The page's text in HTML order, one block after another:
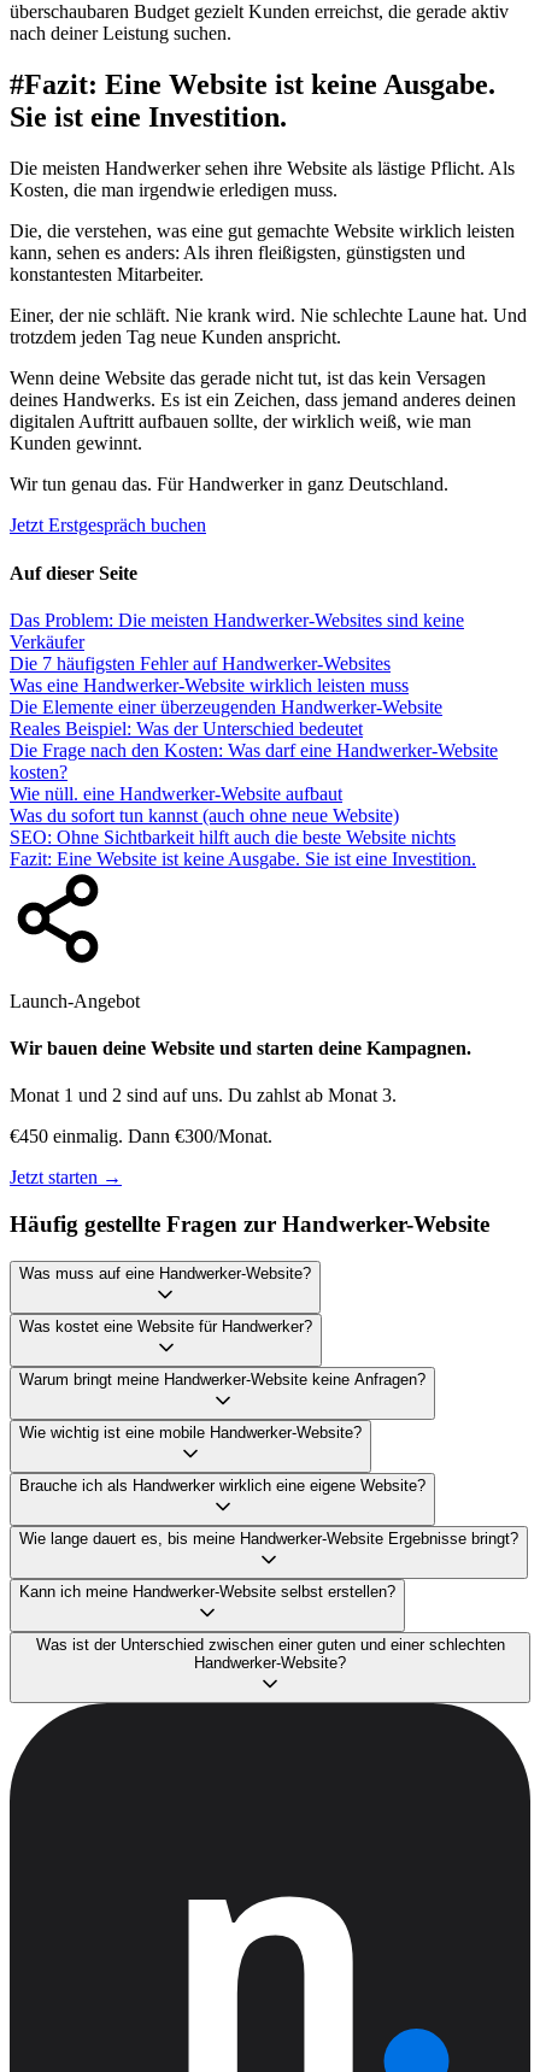
überschaubaren Budget gezielt Kunden erreichst, die gerade aktiv
nach deiner Leistung suchen.
#Fazit: Eine Website ist keine Ausgabe.
Sie ist eine Investition.
Die meisten Handwerker sehen ihre Website als lästige Pflicht. Als
Kosten, die man irgendwie erledigen muss.
Die, die verstehen, was eine gut gemachte Website wirklich leisten
kann, sehen es anders: Als ihren fleißigsten, günstigsten und
konstantesten Mitarbeiter.
Einer, der nie schläft. Nie krank wird. Nie schlechte Laune hat. Und
trotzdem jeden Tag neue Kunden anspricht.
Wenn deine Website das gerade nicht tut, ist das kein Versagen
deines Handwerks. Es ist ein Zeichen, dass jemand anderes deinen
digitalen Auftritt aufbauen sollte, der wirklich weiß, wie man
Kunden gewinnt.
Wir tun genau das. Für Handwerker in ganz Deutschland.
Jetzt Erstgespräch buchen
Auf dieser Seite
Das Problem: Die meisten Handwerker-Websites sind keine
Verkäufer
Die 7 häufigsten Fehler auf Handwerker-Websites
Was eine Handwerker-Website wirklich leisten muss
Die Elemente einer überzeugenden Handwerker-Website
Reales Beispiel: Was der Unterschied bedeutet
Die Frage nach den Kosten: Was darf eine Handwerker-Website
kosten?
Wie nüll. eine Handwerker-Website aufbaut
Was du sofort tun kannst (auch ohne neue Website)
SEO: Ohne Sichtbarkeit hilft auch die beste Website nichts
Fazit: Eine Website ist keine Ausgabe. Sie ist eine Investition.
Launch-Angebot
Wir bauen deine Website und starten deine Kampagnen.
Monat 1 und 2 sind auf uns. Du zahlst ab Monat 3.
€450 einmalig. Dann €300/Monat.
Jetzt starten →
Häufig gestellte Fragen zur Handwerker-Website
Was muss auf eine Handwerker-Website?
Was kostet eine Website für Handwerker?
Warum bringt meine Handwerker-Website keine Anfragen?
Wie wichtig ist eine mobile Handwerker-Website?
Brauche ich als Handwerker wirklich eine eigene Website?
Wie lange dauert es, bis meine Handwerker-Website Ergebnisse bringt?
Kann ich meine Handwerker-Website selbst erstellen?
Was ist der Unterschied zwischen einer guten und einer schlechten
Handwerker-Website?